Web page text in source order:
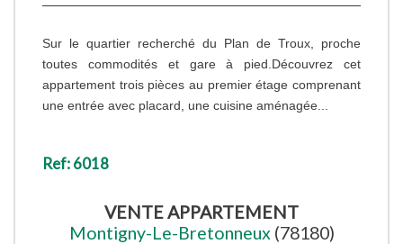
Sur le quartier recherché du Plan de Troux, proche
toutes commodités et gare à pied.Découvrez cet
appartement trois pièces au premier étage comprenant
une entrée avec placard, une cuisine aménagée...
Ref: 6018
VENTEAPPARTEMENT
Montigny-Le-Bretonneux (78180)